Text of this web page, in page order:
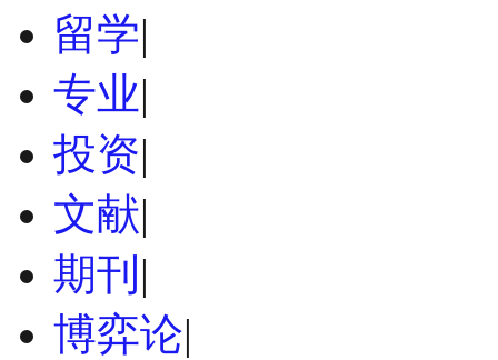
留学|
专业|
投资|
文献|
期刊 |
博弈论|